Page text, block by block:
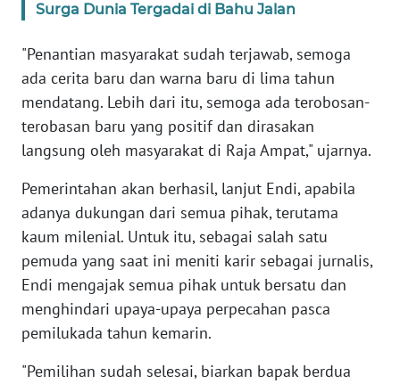
Surga Dunia Tergadai di Bahu Jalan
"Penantian masyarakat sudah terjawab, semoga
ada cerita baru dan warna baru di lima tahun
mendatang. Lebih dari itu, semoga ada terobosan-
terobasan baru yang positif dan dirasakan
langsung oleh masyarakat di Raja Ampat," ujarnya.
Pemerintahan akan berhasil, lanjut Endi, apabila
adanya dukungan dari semua pihak, terutama
kaum milenial. Untuk itu, sebagai salah satu
pemuda yang saat ini meniti karir sebagai jurnalis,
Endi mengajak semua pihak untuk bersatu dan
menghindari upaya-upaya perpecahan pasca
pemilukada tahun kemarin.
"Pemilihan sudah selesai, biarkan bapak berdua
WN
WN
BENGKULU
LAMPUNG
WN
JATENG
NUSANTARA
WN